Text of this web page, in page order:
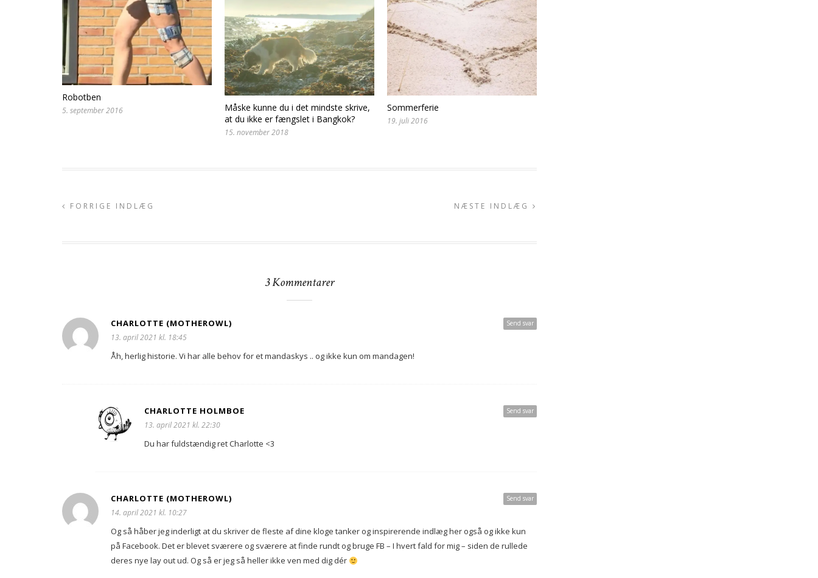
Robotben
5. september 2016
Måske kunne du i det mindste skrive,
at du ikke er fængslet i Bangkok?
15. november 2018
Sommerferie
19. juli 2016
FORRIGE INDLÆG NÆSTE INDLÆG
3 Kommentarer
Send svar
CHARLOTTE (MOTHEROWL)
13. april 2021 kl. 18:45
Åh, herlig historie. Vi har alle behov for et mandaskys .. og ikke kun om mandagen!
Send svar
CHARLOTTE HOLMBOE
13. april 2021 kl. 22:30
Du har fuldstændig ret Charlotte <3
Send svar
CHARLOTTE (MOTHEROWL)
14. april 2021 kl. 10:27
Og så håber jeg inderligt at du skriver de fleste af dine kloge tanker og inspirerende indlæg her også og ikke kun
på Facebook. Det er blevet sværere og sværere at finde rundt og bruge FB – I hvert fald for mig – siden de rullede
deres nye lay out ud. Og så er jeg så heller ikke ven med dig dér